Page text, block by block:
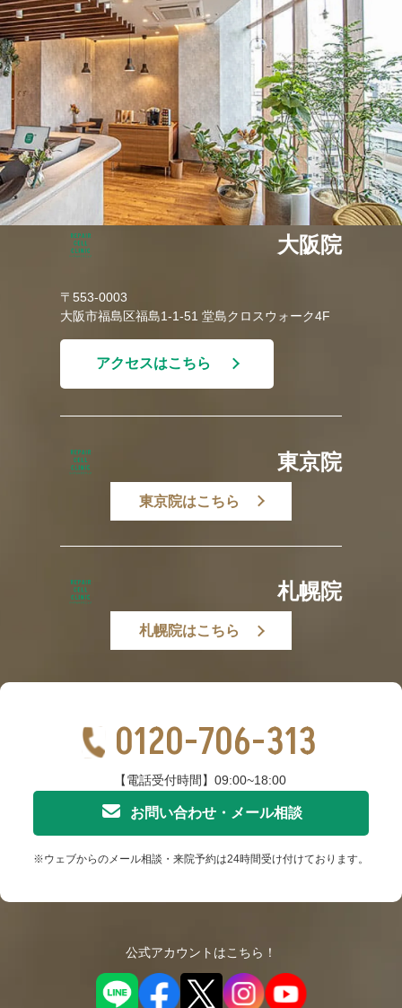
大阪院
〒553-0003
大阪市福島区福島1-1-51 堂島クロスウォーク4F
アクセスはこちら
東京院
東京院はこちら
札幌院
札幌院はこちら
0120-706-313
【電話受付時間】09:00~18:00
お問い合わせ・メール相談
※ウェブからのメール相談・来院予約は24時間受け付けております。
公式アカウントはこちら！